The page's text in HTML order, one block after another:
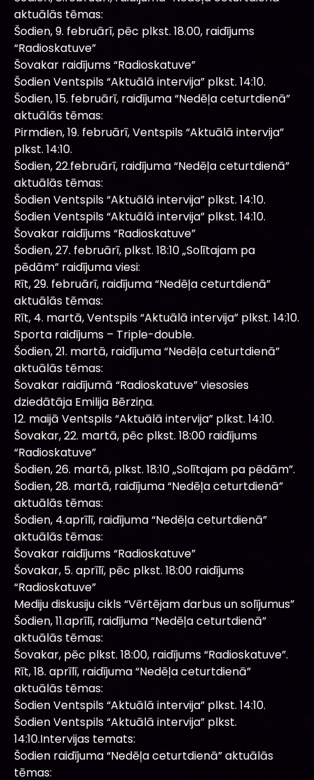
aktuālās tēmas:
Šodien, 9. februārī, pēc plkst. 18.00, raidījums
“Radioskatuve”
Šovakar raidījums “Radioskatuve”
Šodien Ventspils “Aktuālā intervija” plkst. 14:10.
Šodien, 15. februārī, raidījuma “Nedēļa ceturtdienā”
aktuālās tēmas:
Pirmdien, 19. februārī, Ventspils “Aktuālā intervija”
plkst. 14:10.
Šodien, 22.februārī, raidījuma “Nedēļa ceturtdienā”
aktuālās tēmas:
Šodien Ventspils “Aktuālā intervija” plkst. 14:10.
Šodien Ventspils “Aktuālā intervija” plkst. 14:10.
Šovakar raidījums “Radioskatuve”
Šodien, 27. februārī, plkst. 18:10 „Solītajam pa
pēdām” raidījuma viesi:
Rīt, 29. februārī, raidījuma “Nedēļa ceturtdienā”
aktuālās tēmas:
Rīt, 4. martā, Ventspils “Aktuālā intervija” plkst. 14:10.
Sporta raidījums – Triple-double.
Šodien, 21. martā, raidījuma “Nedēļa ceturtdienā”
aktuālās tēmas:
Šovakar raidījumā “Radioskatuve” viesosies
dziedātāja Emilija Bērziņa.
12. maijā Ventspils “Aktuālā intervija” plkst. 14:10.
Šovakar, 22. martā, pēc plkst. 18:00 raidījums
“Radioskatuve”
Šodien, 26. martā, plkst. 18:10 „Solītajam pa pēdām”.
Šodien, 28. martā, raidījuma “Nedēļa ceturtdienā”
aktuālās tēmas:
Šodien, 4.aprīlī, raidījuma “Nedēļa ceturtdienā”
aktuālās tēmas:
Šovakar raidījums “Radioskatuve”
Šovakar, 5. aprīlī, pēc plkst. 18:00 raidījums
“Radioskatuve”
Mediju diskusiju cikls “Vērtējam darbus un solījumus”
Šodien, 11.aprīlī, raidījuma “Nedēļa ceturtdienā”
aktuālās tēmas:
Šovakar, pēc plkst. 18:00, raidījums “Radioskatuve”.
Rīt, 18. aprīlī, raidījuma “Nedēļa ceturtdienā”
aktuālās tēmas:
Šodien Ventspils “Aktuālā intervija” plkst. 14:10.
Šodien Ventspils “Aktuālā intervija” plkst.
14:10.Intervijas temats:
Šodien raidījuma “Nedēļa ceturtdienā” aktuālās
tēmas: